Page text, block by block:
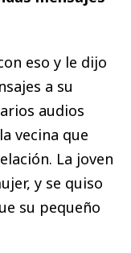
eso y le dijo
a su
audios
vecina que
La joven
y se quiso
su pequeño